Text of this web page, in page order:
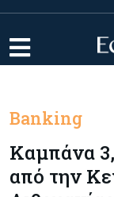
Banking
Καμπάνα
από την